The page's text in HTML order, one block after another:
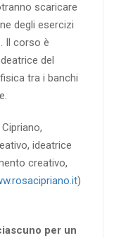
scaricare
degli esercizi
Il corso è
del
tra i banchi
ideatrice
creativo,
)
per un